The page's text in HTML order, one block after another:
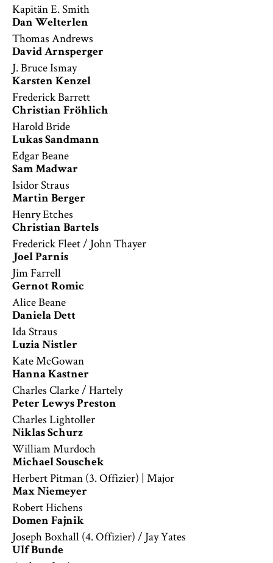
Kapitän E. Smith
Dan Welterlen
Thomas Andrews
David Arnsperger
J. Bruce Ismay
Karsten Kenzel
Frederick Barrett
Christian Fröhlich
Harold Bride
Lukas Sandmann
Edgar Beane
Sam Madwar
Isidor Straus
Martin Berger
Henry Etches
Christian Bartels
Frederick Fleet / John Thayer
Joel Parnis
Jim Farrell
Gernot Romic
Alice Beane
Daniela Dett
Ida Straus
Luzia Nistler
Kate McGowan
Hanna Kastner
Charles Clarke / Hartely
Peter Lewys Preston
Charles Lightoller
Niklas Schurz
William Murdoch
Michael Souschek
Herbert Pitman (3. Offizier) | Major
Max Niemeyer
Robert Hichens
Domen Fajnik
Joseph Boxhall (4. Offizier) / Jay Yates
Ulf Bunde